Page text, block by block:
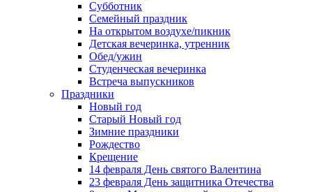
Субботник
Семейный праздник
На открытом воздухе/пикник
Детская вечеринка, утренник
Обед/ужин
Студенческая вечеринка
Встреча выпускников
Праздники
Новый год
Старый Новый год
Зимние праздники
Рождество
Крещение
14 февраля День святого Валентина
23 февраля День защитника Отечества